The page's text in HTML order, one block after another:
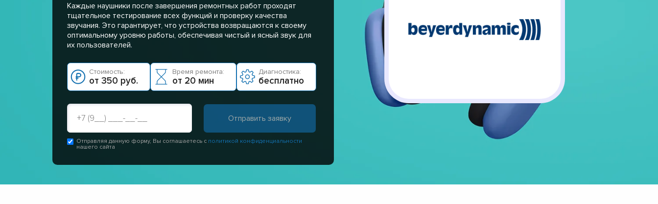
Каждые наушники после завершения ремонтных работ проходят
тщательное тестирование всех функций и проверку качества
звучания. Это гарантирует, что устройства возвращаются к своему
оптимальному уровню работы, обеспечивая чистый и ясный звук для
их пользователей.
Стоимость:
от 350 руб.
Время ремонта:
от 20 мин
Диагностика:
бесплатно
Отправляя данную форму, Вы соглашаетесь с политикой конфиденциальности
нашего сайта